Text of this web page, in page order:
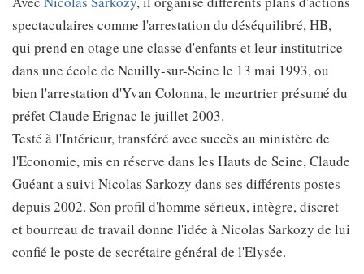
spectaculaires comme l'arrestation du déséquilibré, HB,
qui prend en otage une classe d'enfants et leur institutrice
dans une école de Neuilly-sur-Seine le 13 mai 1993, ou
bien l'arrestation d'Yvan Colonna, le meurtrier présumé du
préfet Claude Erignac le juillet 2003.
Testé à l'Intérieur, transféré avec succès au ministère de
l'Economie, mis en réserve dans les Hauts de Seine, Claude
Guéant a suivi Nicolas Sarkozy dans ses différents postes
depuis 2002. Son profil d'homme sérieux, intègre, discret
et bourreau de travail donne l'idée à Nicolas Sarkozy de lui
confié le poste de secrétaire général de l'Elysée.